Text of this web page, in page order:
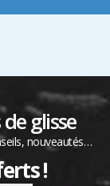
glisse
nouveautés…
!